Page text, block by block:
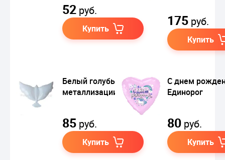
52 руб.
Купить 175 руб.
Купить
Белый голубь (без
металлизации)
85 руб.
Купить
С днем
Единорог
80 руб.
Купить